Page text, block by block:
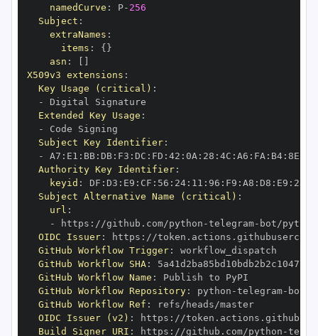
namedCurve : P- 256
Subject :
extraNames :
items : { }
asn :
X509v3 extensions :
Key Usage (critical) :
-
Extended Key Usage :
-
Subject Key Identifier:
-
A7 : E1 : BB: DB: F3 : DC : FD : 42 : 0A : 28 : 4C : A6 : FA : B4: 8E
Authority Key Identifier:
keyid : DF : D3 : E9 : CF : 56 : 24: 11 : 96 : F9 : A8 : D8 : E9 : 28
Subject Alternative Name (critical) :
url :
-
https : //github.com/python -telegram- bot/python
OIDC Issuer: https :
GitHub Workflow Trigger:
GitHub Workflow SHA:
GitHub Workflow Name :
GitHub Workflow Repository: python -telegram- bot/
GitHub Workflow Ref :
refs/heads/master
OIDC Issuer (v2) : https :
Build Signer URI : https : //github.com/python -